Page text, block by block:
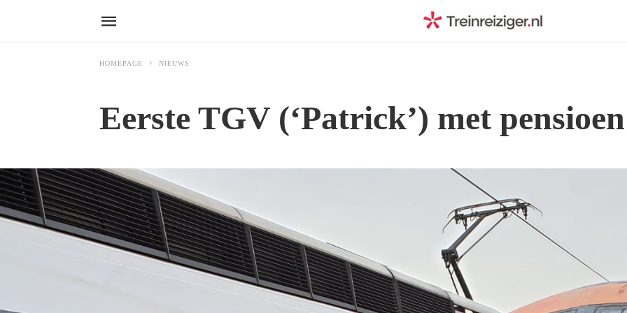
HOMEPAGE NIEUWS
Eerste TGV (‘Patrick’) met pensioen